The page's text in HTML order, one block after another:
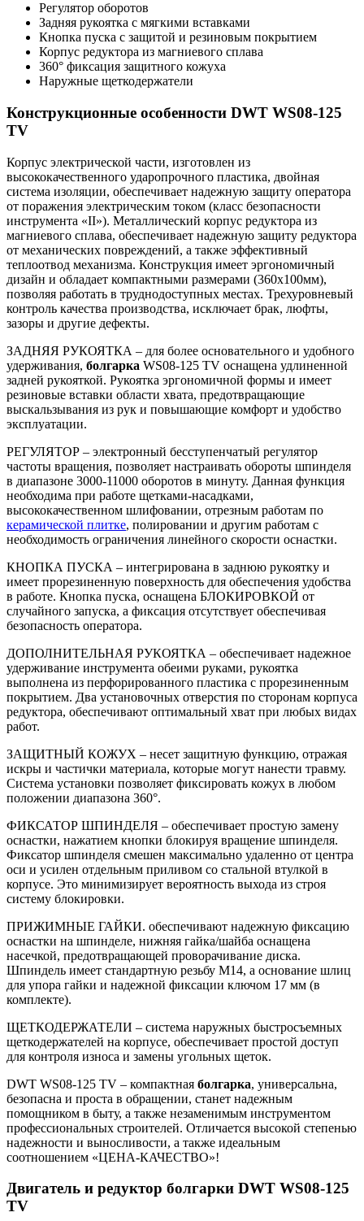
Регулятор оборотов
Задняя рукоятка с мягкими вставками
Кнопка пуска с защитой и резиновым покрытием
Корпус редуктора из магниевого сплава
360° фиксация защитного кожуха
Наружные щеткодержатели
Конструкционные особенности DWT WS08-125
TV
Корпус электрической части, изготовлен из
высококачественного ударопрочного пластика, двойная
система изоляции, обеспечивает надежную защиту оператора
от поражения электрическим током (класс безопасности
инструмента «II»). Металлический корпус редуктора из
магниевого сплава, обеспечивает надежную защиту редуктора
от механических повреждений, а также эффективный
теплоотвод механизма. Конструкция имеет эргономичный
дизайн и обладает компактными размерами (360х100мм),
позволяя работать в труднодоступных местах. Трехуровневый
контроль качества производства, исключает брак, люфты,
зазоры и другие дефекты.
ЗАДНЯЯ РУКОЯТКА – для более основательного и удобного
удерживания, болгарка WS08-125 TV оснащена удлиненной
задней рукояткой. Рукоятка эргономичной формы и имеет
резиновые вставки области хвата, предотвращающие
выскальзывания из рук и повышающие комфорт и удобство
эксплуатации.
РЕГУЛЯТОР – электронный бесступенчатый регулятор
частоты вращения, позволяет настраивать обороты шпинделя
в диапазоне 3000-11000 оборотов в минуту. Данная функция
необходима при работе щетками-насадками,
высококачественном шлифовании, отрезным работам по
керамической плитке, полировании и другим работам с
необходимость ограничения линейного скорости оснастки.
КНОПКА ПУСКА – интегрирована в заднюю рукоятку и
имеет прорезиненную поверхность для обеспечения удобства
в работе. Кнопка пуска, оснащена БЛОКИРОВКОЙ от
случайного запуска, а фиксация отсутствует обеспечивая
безопасность оператора.
ДОПОЛНИТЕЛЬНАЯ РУКОЯТКА – обеспечивает надежное
удерживание инструмента обеими руками, рукоятка
выполнена из перфорированного пластика с прорезиненным
покрытием. Два установочных отверстия по сторонам корпуса
редуктора, обеспечивают оптимальный хват при любых видах
работ.
ЗАЩИТНЫЙ КОЖУХ – несет защитную функцию, отражая
искры и частички материала, которые могут нанести травму.
Система установки позволяет фиксировать кожух в любом
положении диапазона 360°.
ФИКСАТОР ШПИНДЕЛЯ – обеспечивает простую замену
оснастки, нажатием кнопки блокируя вращение шпинделя.
Фиксатор шпинделя смешен максимально удаленно от центра
оси и усилен отдельным приливом со стальной втулкой в
корпусе. Это минимизирует вероятность выхода из строя
систему блокировки.
ПРИЖИМНЫЕ ГАЙКИ. обеспечивают надежную фиксацию
оснастки на шпинделе, нижняя гайка/шайба оснащена
насечкой, предотвращающей проворачивание диска.
Шпиндель имеет стандартную резьбу М14, а основание шлиц
для упора гайки и надежной фиксации ключом 17 мм (в
комплекте).
ЩЕТКОДЕРЖАТЕЛИ – система наружных быстросъемных
щеткодержателей на корпусе, обеспечивает простой доступ
для контроля износа и замены угольных щеток.
DWT WS08-125 TV – компактная болгарка, универсальна,
безопасна и проста в обращении, станет надежным
помощником в быту, а также незаменимым инструментом
профессиональных строителей. Отличается высокой степенью
надежности и выносливости, а также идеальным
соотношением «ЦЕНА-КАЧЕСТВО»!
Двигатель и редуктор болгарки DWT WS08-125
TV